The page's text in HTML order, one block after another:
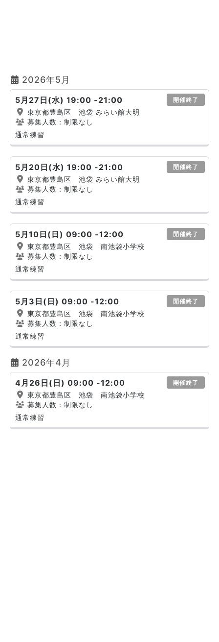
2026年5月
5月27日(水) 19:00 -21:00 開催終了
東京都豊島区 池袋 みらい館大明
募集人数：制限なし
通常練習
5月20日(水) 19:00 -21:00 開催終了
東京都豊島区 池袋 みらい館大明
募集人数：制限なし
通常練習
5月10日(日) 09:00 -12:00 開催終了
東京都豊島区 池袋 南池袋小学校
募集人数：制限なし
通常練習
5月3日(日) 09:00 -12:00 開催終了
東京都豊島区 池袋 南池袋小学校
募集人数：制限なし
通常練習
2026年4月
4月26日(日) 09:00 -12:00 開催終了
東京都豊島区 池袋 南池袋小学校
募集人数：制限なし
通常練習